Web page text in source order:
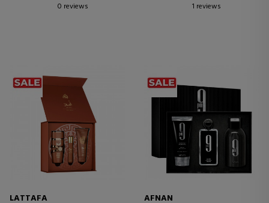
0 reviews
1 reviews
LATTAFA AFNAN